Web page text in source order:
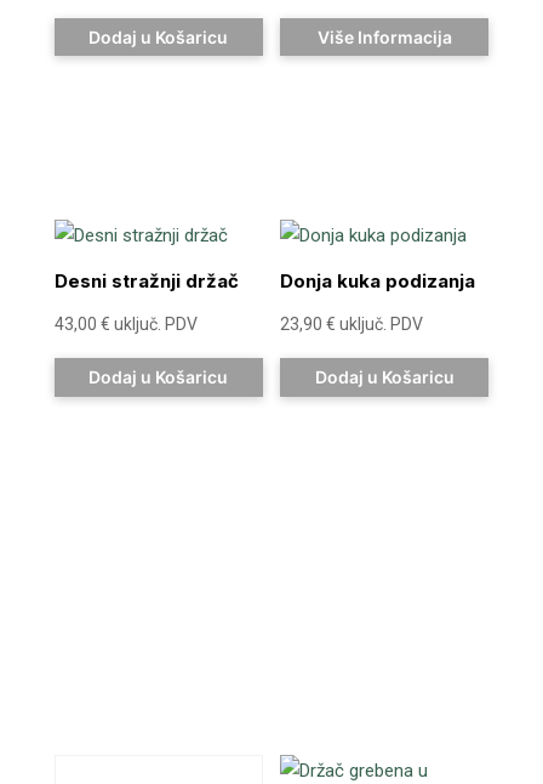
Dodaj u Košaricu Više Informacija
Desni stražnji držač
43,00 € uključ. PDV
Dodaj u Košaricu
Donja kuka podizanja
23,90€ uključ. PDV
Dodaj u Košaricu